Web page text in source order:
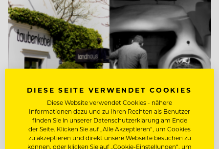
TOP ARBEITGEBER
Taubenkobel
DIESE SEITE VERWENDET COOKIES
Diese Website verwendet Cookies - nähere
Informationen dazu und zu Ihren Rechten als Benutzer
finden Sie in unserer Datenschutzerklärung am Ende
der Seite. Klicken Sie auf „Alle Akzeptieren“, um Cookies
zu akzeptieren und direkt unsere Webseite besuchen zu
können, oder klicken Sie auf „Cookie-Einstellungen“, um